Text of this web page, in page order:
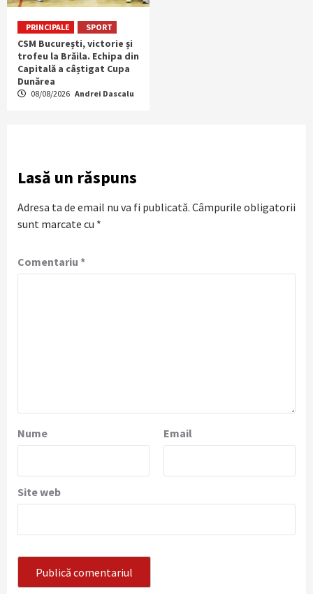
PRINCIPALE SPORT
CSM București, victorie și
trofeu la Brăila. Echipa din
Capitală a câștigat Cupa
Dunărea
08/08/2026 Andrei Dascalu
Lasă un răspuns
Adresa ta de email nu va fi publicată. Câmpurile obligatorii
sunt marcate cu *
Comentariu *
Nume Email
Site web